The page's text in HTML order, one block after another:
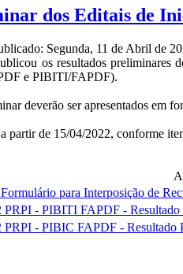
dos Editais de
Segunda, 11 de Abril de
os resultados
e PIBITI/FAPDF).
deverão ser apresentados em
partir de 15/04/2022, conforme